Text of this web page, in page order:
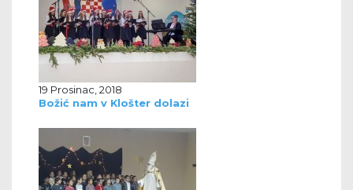
19 Prosinac, 2018
Božić nam v Klošter dolazi